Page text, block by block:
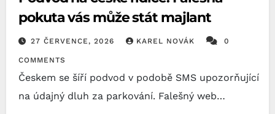
pokuta vás může stát majlant
27 ČERVENCE, 2026 KAREL NOVÁK 0
COMMENTS
Českem se šíří podvod v podobě SMS upozorňující
na údajný dluh za parkování. Falešný web…